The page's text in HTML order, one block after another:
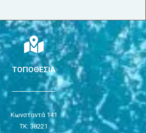
ΤΟΠΟΘΕΣΙΑ
Κωνσταντά 141
ΤΚ: 38221